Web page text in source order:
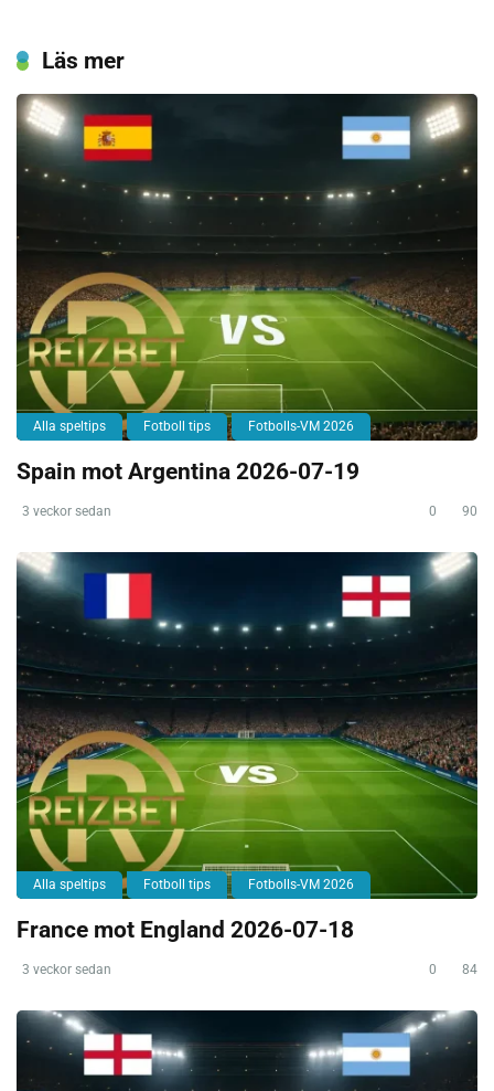
Läs mer
Alla speltips Fotboll tips Fotbolls-VM 2026
Spain mot Argentina 2026-07-19
3 veckor sedan 0 90
Alla speltips Fotboll tips Fotbolls-VM 2026
France mot England 2026-07-18
3 veckor sedan 0 84